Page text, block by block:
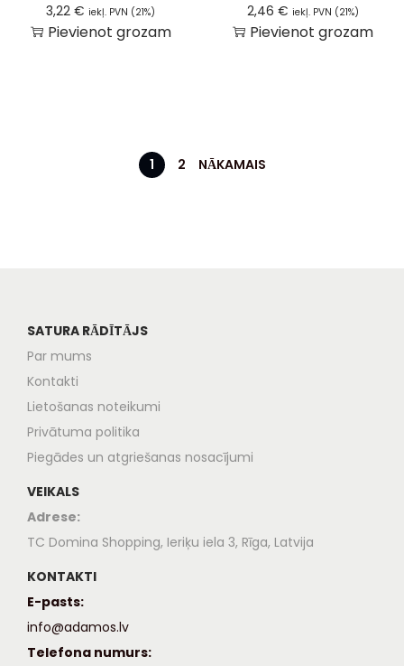
3,22€ iekļ. PVN (21%)
Pievienot grozam
2,46 € iekļ. PVN (21%)
Pievienot grozam
1 2 NĀKAMAIS
SATURA RĀDĪTĀJS
Par mums
Kontakti
Lietošanas noteikumi
Privātuma politika
Piegādes un atgriešanas nosacījumi
VEIKALS
Adrese:
TC Domina Shopping, Ieriķu iela 3, Rīga, Latvija
KONTAKTI
E-pasts:
info@adamos.lv
Telefona numurs: